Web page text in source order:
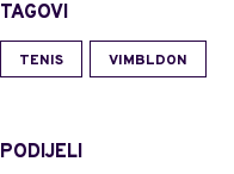
TAGOVI
TENIS VIMBLDON
PODIJELI